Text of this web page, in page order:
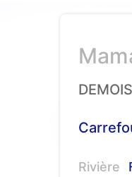
Rivière